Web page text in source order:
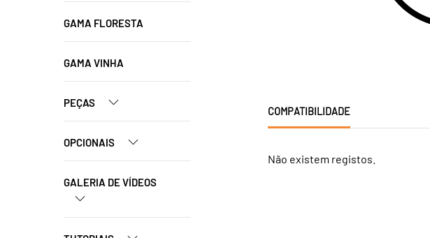
GAMA FLORESTA
GAMA VINHA
PEÇAS
OPCIONAIS
GALERIA DE VÍDEOS
COMPATIBILIDADE
Não existem registos.